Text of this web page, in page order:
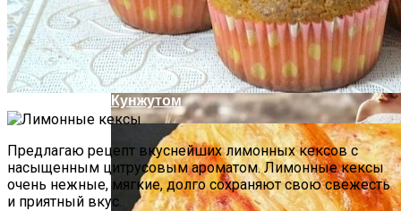
Аппаратная Домашняя Косметология С
Помощью Гаджетов: Что Купить На
AliExpress
Мясной Рулет С Соевым Соусом И
Кунжутом
Предлагаю рецепт вкуснейших лимонных кексов с
насыщенным цитрусовым ароматом. Лимонные кексы
очень нежные, мягкие, долго сохраняют свою свежесть
и приятный вкус.